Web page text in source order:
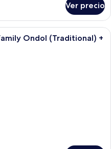
Ver precio
Una habitación de hotel moderna
Ondol (Traditional) +